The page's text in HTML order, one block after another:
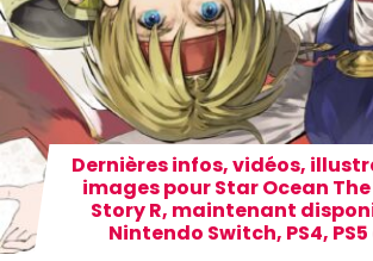
Dernières infos, vidéos,
images pour Star Ocean
Story R, maintenant
Nintendo Switch, PS4, PS5